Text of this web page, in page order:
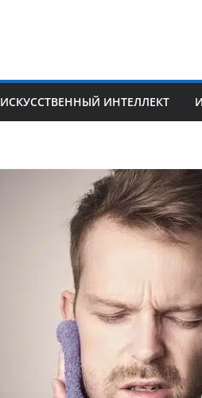
ИСКУССТВЕННЫЙ ИНТЕЛЛЕКТ